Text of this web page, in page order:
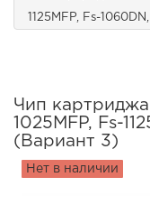
1125MFP, Fs-
Чип картриджа
1025MFP, Fs-
(Вариант 3)
Нет в наличии